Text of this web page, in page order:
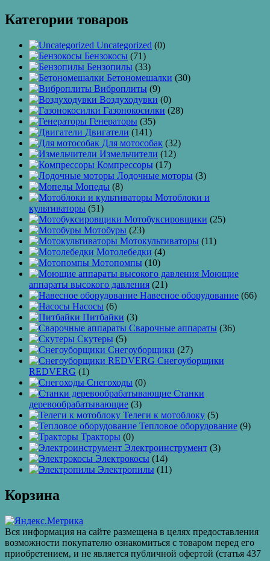
Категории товаров
Uncategorized (0)
Бензокосы (71)
Бензопилы (33)
Бетономешалки (30)
Виброплиты (9)
Воздуходувки (0)
Газонокосилки (28)
Генераторы (35)
Двигатели (141)
Для мотособак (32)
Измельчители (12)
Компрессоры (17)
Лодочные моторы (3)
Мопеды (8)
Мотоблоки и
культиваторы (51)
Мотобуксировщики (25)
Мотобуры (23)
Мотокультиваторы (11)
Мотолебедки (4)
Мотопомпы (10)
Моющие
аппараты высокого давления (21)
Навесное оборудование (66)
Насосы (6)
Питбайки (3)
Сварочные аппараты (36)
Скутеры (5)
Снегоуборщики (27)
Снегоуборщики
REDVERG (1)
Снегоходы (0)
Станки
деревообрабатывающие (3)
Телеги к мотоблоку (5)
Тепловое оборудование (9)
Тракторы (0)
Электроинструмент (3)
Электрокосы (14)
Электропилы (11)
Корзина
Вся информация на сайте размещена в целях предоставления
возможности покупателю ознакомиться с товаром перед его
приобретением, и не является публичной офертой (статья 437